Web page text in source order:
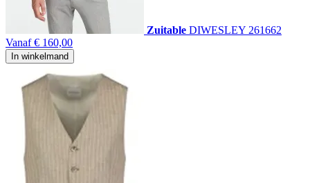
Zuitable DIWESLEY 261662
Vanaf € 160,00
In winkelmand